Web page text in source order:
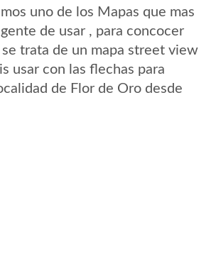
uno de los Mapas que mas
gente de usar , para concocer
se trata de un mapa street view
usar con las flechas para
de Flor de Oro desde